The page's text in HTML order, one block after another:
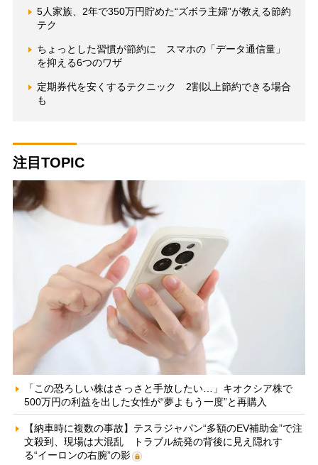
5人家族、2年で350万円貯めた“ズボラ主婦”が教える節約
テク
ちょっとした習慣が節約に スマホの「データ通信量」
を抑える6つのワザ
定期券代を安くするテクニック 2割以上節約できる場合
も
注目TOPIC
「この恐ろしい株はさっさと手放したい…」キオクシア株で
500万円の利益を出した女性が“夢よもう一度”と再購入
【納車時に複数の事故】テスラジャパン“多額のEV補助金”で注
文殺到、現場は大混乱 トラブル続発の背後に見え隠れす
る“イーロンの右腕”の影